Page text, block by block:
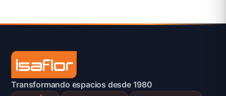
Transformando espacios desde 1980